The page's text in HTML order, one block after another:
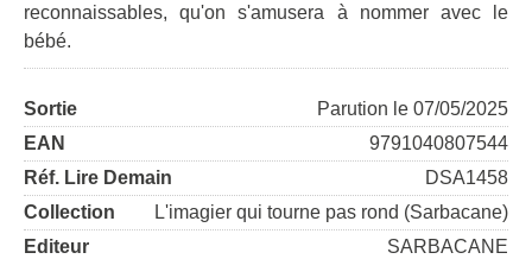
reconnaissables, qu'on s'amusera à nommer avec le
bébé.
Sortie
Parution le 07/05/2025
EAN
9791040807544
Réf. Lire Demain
DSA1458
Collection
L'imagier qui tourne pas rond (Sarbacane)
Editeur
SARBACANE